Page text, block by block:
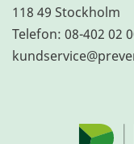
118 49 Stockholm
Telefon: 08-402 02